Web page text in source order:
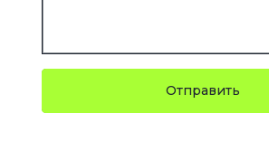
Отправить